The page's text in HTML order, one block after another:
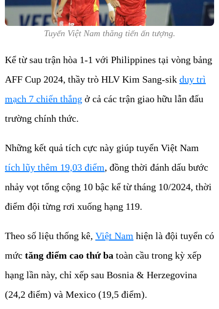
Tuyển Việt Nam thăng tiến ấn tượng.
Kể từ sau trận hòa 1-1 với Philippines tại vòng bảng
AFF Cup 2024, thầy trò HLV Kim Sang-sik duy trì
mạch 7 chiến thắng ở cả các trận giao hữu lẫn đấu
trường chính thức.
Những kết quả tích cực này giúp tuyển Việt Nam
tích lũy thêm 19,03 điểm, đồng thời đánh dấu bước
nhảy vọt tổng cộng 10 bậc kể từ tháng 10/2024, thời
điểm đội từng rơi xuống hạng 119.
Theo số liệu thống kê, Việt Nam hiện là đội tuyển có
mức tăng điểm cao thứ ba toàn cầu trong kỳ xếp
hạng lần này, chỉ xếp sau Bosnia & Herzegovina
(24,2 điểm) và Mexico (19,5 điểm).